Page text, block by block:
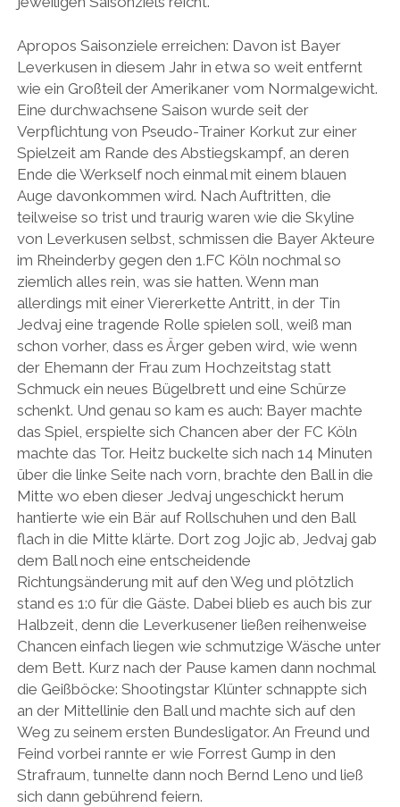
Apropos Saisonziele erreichen: Davon ist Bayer
Leverkusen in diesem Jahr in etwa so weit entfernt
wie ein Großteil der Amerikaner vom Normalgewicht.
Eine durchwachsene Saison wurde seit der
Verpflichtung von Pseudo-Trainer Korkut zur einer
Spielzeit am Rande des Abstiegskampf, an deren
Ende die Werkself noch einmal mit einem blauen
Auge davonkommen wird. Nach Auftritten, die
teilweise so trist und traurig waren wie die Skyline
von Leverkusen selbst, schmissen die Bayer Akteure
im Rheinderby gegen den 1.FC Köln nochmal so
ziemlich alles rein, was sie hatten. Wenn man
allerdings mit einer Viererkette Antritt, in der Tin
Jedvaj eine tragende Rolle spielen soll, weiß man
schon vorher, dass es Ärger geben wird, wie wenn
der Ehemann der Frau zum Hochzeitstag statt
Schmuck ein neues Bügelbrett und eine Schürze
schenkt. Und genau so kam es auch: Bayer machte
das Spiel, erspielte sich Chancen aber der FC Köln
machte das Tor. Heitz buckelte sich nach 14 Minuten
über die linke Seite nach vorn, brachte den Ball in die
Mitte wo eben dieser Jedvaj ungeschickt herum
hantierte wie ein Bär auf Rollschuhen und den Ball
flach in die Mitte klärte. Dort zog Jojic ab, Jedvaj gab
dem Ball noch eine entscheidende
Richtungsänderung mit auf den Weg und plötzlich
stand es 1:0 für die Gäste. Dabei blieb es auch bis zur
Halbzeit, denn die Leverkusener ließen reihenweise
Chancen einfach liegen wie schmutzige Wäsche unter
dem Bett. Kurz nach der Pause kamen dann nochmal
die Geißböcke: Shootingstar Klünter schnappte sich
an der Mittellinie den Ball und machte sich auf den
Weg zu seinem ersten Bundesligator. An Freund und
Feind vorbei rannte er wie Forrest Gump in den
Strafraum, tunnelte dann noch Bernd Leno und ließ
sich dann gebührend feiern.